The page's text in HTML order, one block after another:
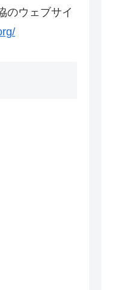
のウェブサイ